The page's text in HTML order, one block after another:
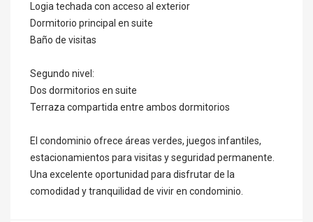
Logia techada con acceso al exterior
Dormitorio principal en suite
Baño de visitas
Segundo nivel:
Dos dormitorios en suite
Terraza compartida entre ambos dormitorios
El condominio ofrece áreas verdes, juegos infantiles,
estacionamientos para visitas y seguridad permanente.
Una excelente oportunidad para disfrutar de la
comodidad y tranquilidad de vivir en condominio.